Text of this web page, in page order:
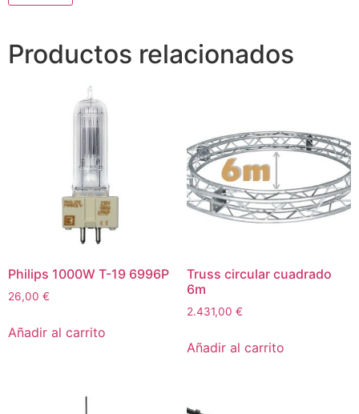
Productos relacionados
Philips 1000W T-19 6996P
26,00 €
Añadir al carrito
Truss circular cuadrado
6m
2.431,00 €
Añadir al carrito